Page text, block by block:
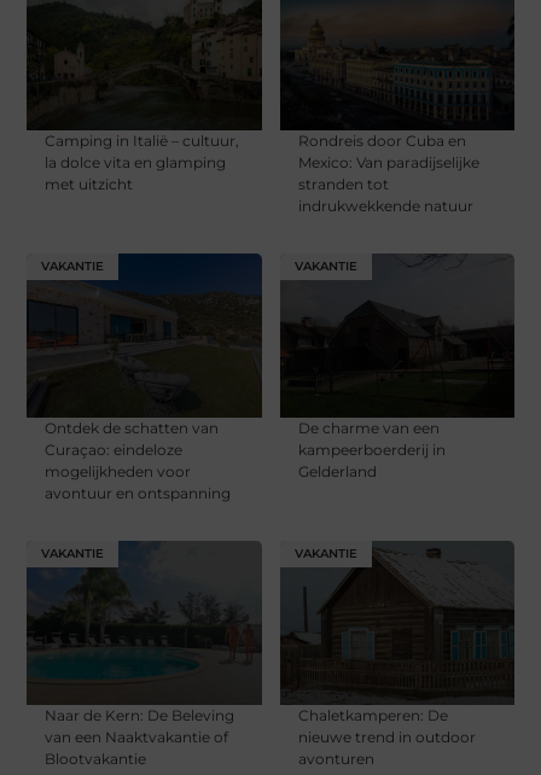
Camping in Italië – cultuur,
la dolce vita en glamping
met uitzicht
Rondreis door Cuba en
Mexico: Van paradijselijke
stranden tot
indrukwekkende natuur
VAKANTIE
Ontdek de schatten van
Curaçao: eindeloze
mogelijkheden voor
avontuur en ontspanning
VAKANTIE
De charme van een
kampeerboerderij in
Gelderland
VAKANTIE
Naar de Kern: De Beleving
van een Naaktvakantie of
Blootvakantie
VAKANTIE
Chaletkamperen: De
nieuwe trend in outdoor
avonturen